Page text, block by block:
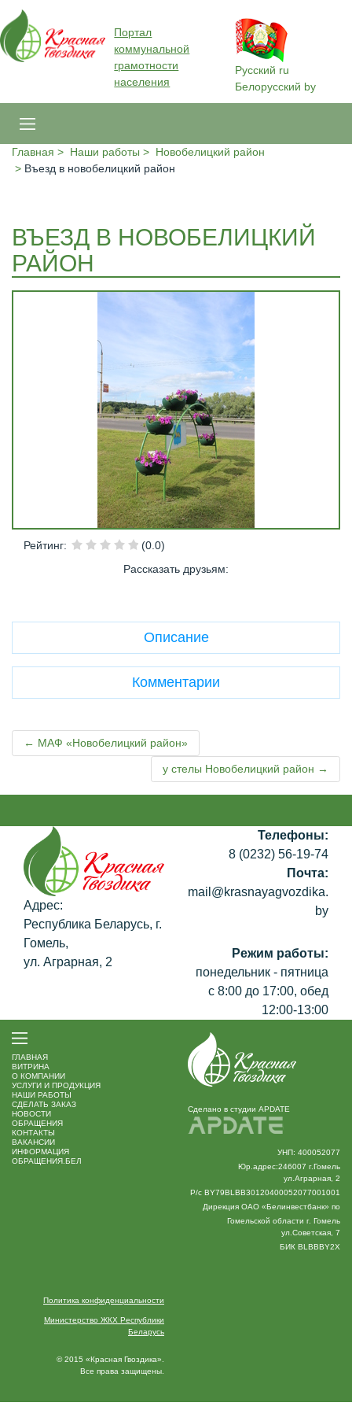
Портал
коммунальной
грамотности
населения
Русский ru
Белорусский by
Главная Наши работы
Новобелицкий район
Въезд в новобелицкий район
ВЪЕЗД В НОВОБЕЛИЦКИЙ
РАЙОН
Рейтинг:
(0.0)
Рассказать друзьям:
Описание
Комментарии
← МАФ «Новобелицкий район»
у стелы Новобелицкий район →
Адрес:
Республика Беларусь, г.
Гомель,
ул. Аграрная, 2
Телефоны:
8 (0232) 56-19-74
Почта:
mail@krasnayagvozdika.
by
Режим работы:
понедельник - пятница
с 8:00 до 17:00, обед
12:00-13:00
ГЛАВНАЯ
ВИТРИНА
O КОМПАНИИ
УСЛУГИ И ПРОДУКЦИЯ
НАШИ РАБОТЫ
СДЕЛАТЬ ЗАКАЗ
НОВОСТИ
ОБРАЩЕНИЯ
КОНТАКТЫ
ВАКАНСИИ
ИНФОРМАЦИЯ
ОБРАЩЕНИЯ.БЕЛ
Сделано в студии APDATE
УНП: 400052077
Юр.адрес:246007 г.Гомель
ул.Аграрная, 2
Р/с BY79BLBB30120400052077001001
Дирекция ОАО «Белинвестбанк» по
Гомельской области г. Гомель
ул.Советская, 7
БИК BLBBBY2X
Политика конфиденциальности
Министерство ЖКХ Республики
Беларусь
© 2015 «Красная Гвоздика».
Все права защищены.